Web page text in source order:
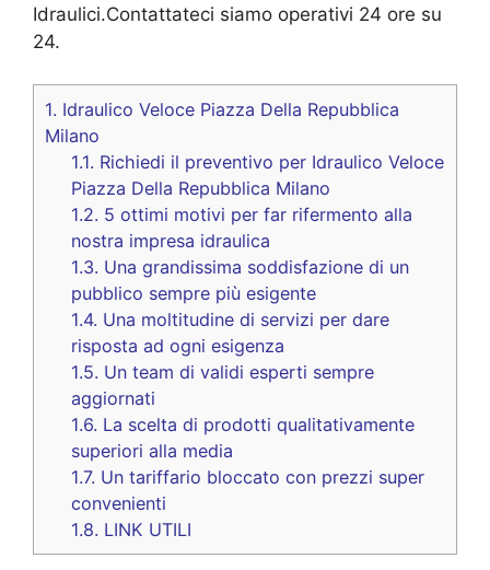
Idraulici.Contattateci siamo operativi 24 ore su
24.
1. Idraulico Veloce Piazza Della Repubblica
Milano
1.1. Richiedi il preventivo per Idraulico Veloce
Piazza Della Repubblica Milano
1.2. 5 ottimi motivi per far rifermento alla
nostra impresa idraulica
1.3. Una grandissima soddisfazione di un
pubblico sempre più esigente
1.4. Una moltitudine di servizi per dare
risposta ad ogni esigenza
1.5. Un team di validi esperti sempre
aggiornati
1.6. La scelta di prodotti qualitativamente
superiori alla media
1.7. Un tariffario bloccato con prezzi super
convenienti
1.8. LINK UTILI